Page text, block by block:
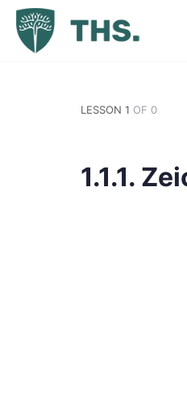
LESSON 1 OF 0
1.1.1.